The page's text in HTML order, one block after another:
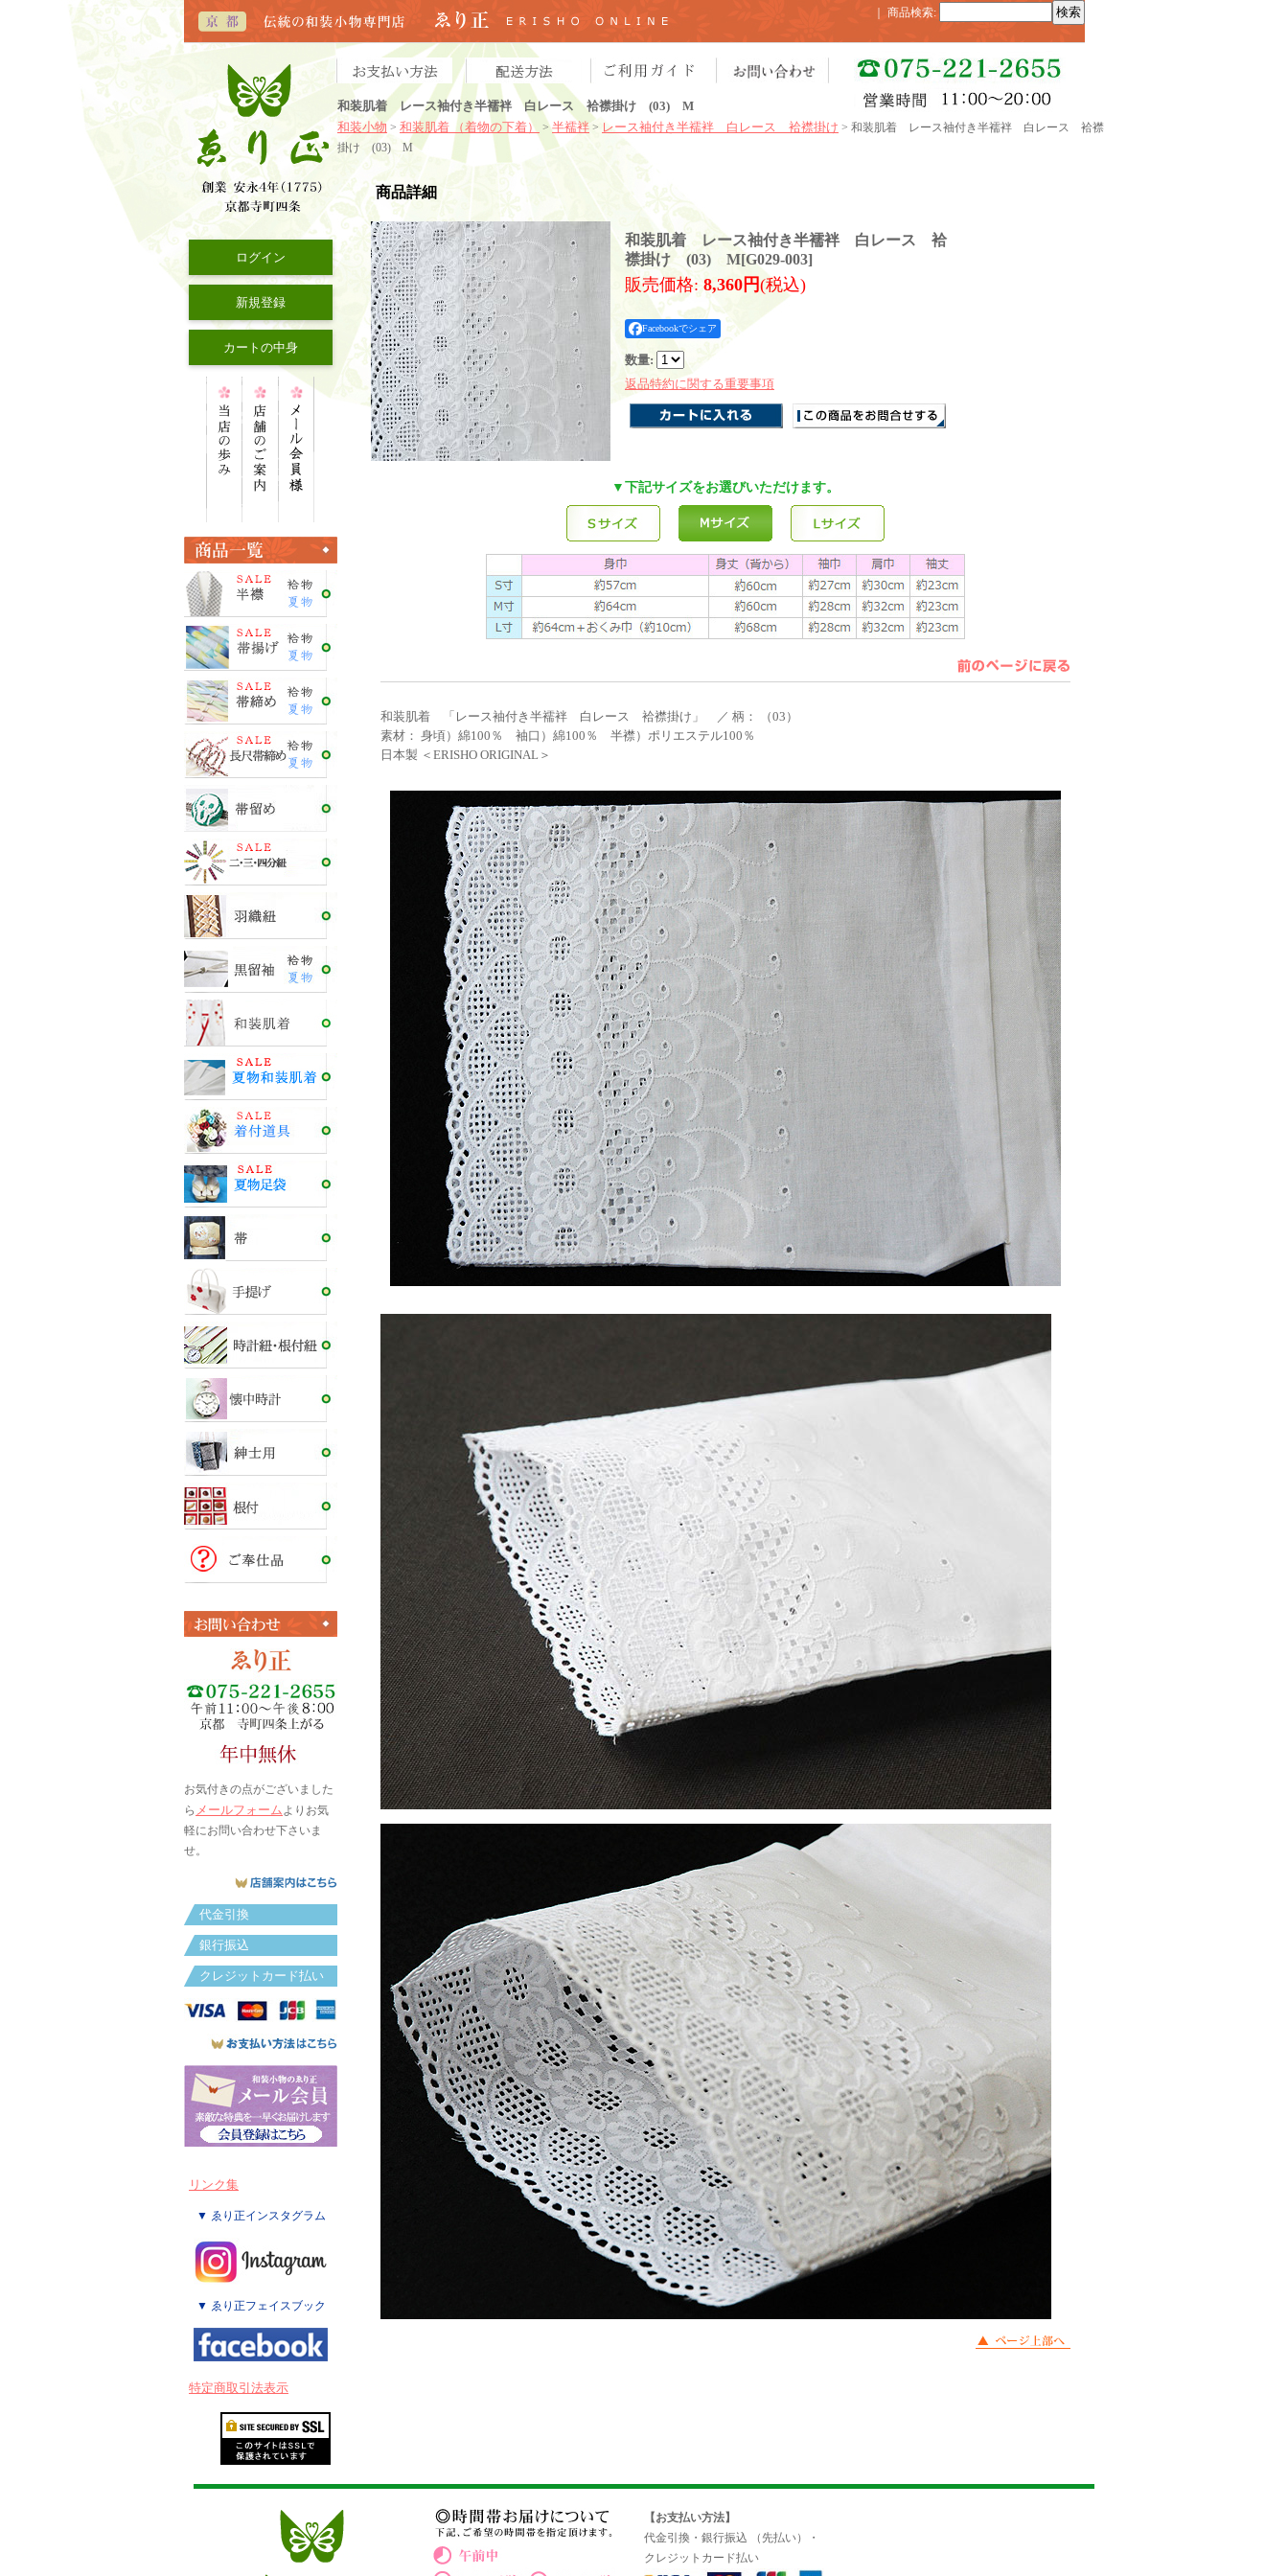
和装肌着 レース袖付き半襦袢 白レース 袷襟掛け (03) M
和装小物 > 和装肌着 （着物の下着） >半襦袢 > レース袖付き半襦袢 白レース 袷襟掛け > 和装肌着 レース袖付き半襦袢 白レース 袷襟
掛け (03) M
商品検索:
ログイン
新規登録
カートの中身
お気付きの点がございました
ら メールフォームよりお気
軽にお問い合わせ下さいま
せ。
代金引換
銀行振込
クレジットカード払い
リンク集
▼ ゑり正インスタグラム
▼ ゑり正フェイスブック
特定商取引法表示
商品詳細
和装肌着 レース袖付き半襦袢 白レース 袷
襟掛け (03) M[G029-003]
販売価格: 8,360円(税込)
Facebookでシェア
数量:
返品特約に関する重要事項
▼下記サイズをお選びいただけます。
和装肌着 「レース袖付き半襦袢 白レース 袷襟掛け」 ／ 柄： （03）
素材： 身頃）綿100％ 袖口）綿100％ 半襟）ポリエステル100％
日本製 ＜ERISHO ORIGINAL＞
【お支払い方法】
代金引換・銀行振込 （先払い）・
クレジットカード払い